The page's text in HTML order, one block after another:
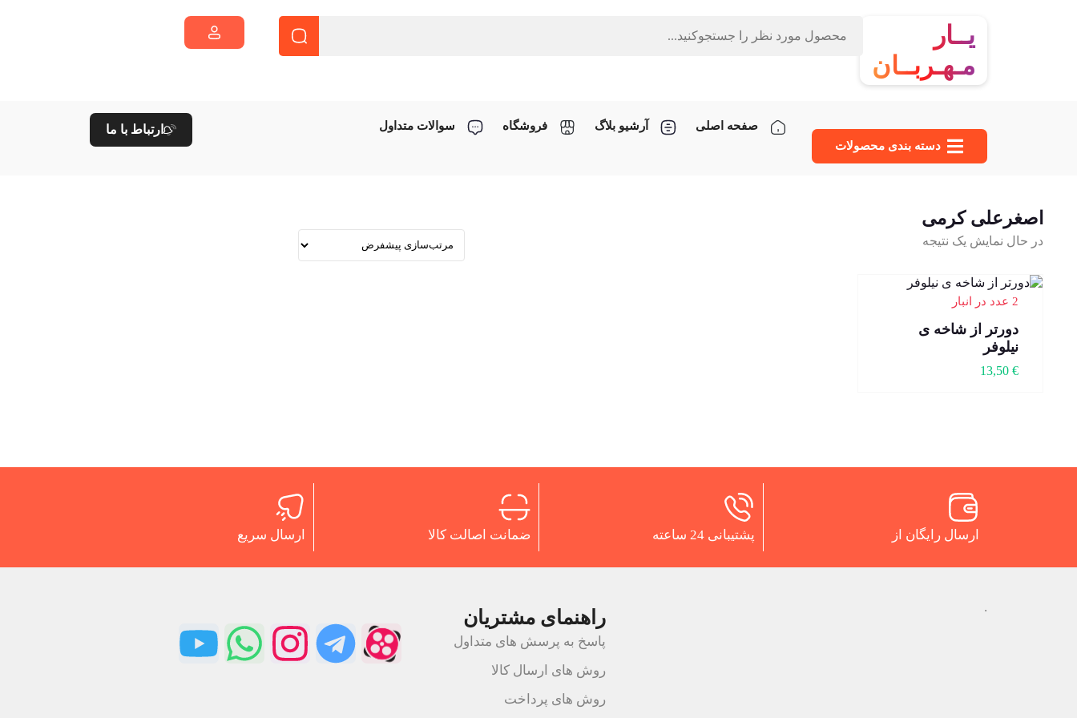
یــار
مـهـربــان
دسته‌ بندی محصولات
صفحه اصلی آرشیو بلاگ فروشگاه سوالات متداول ارتباط با ما
اصغرعلی کرمی
در حال نمایش یک نتیجه
2 عدد در انبار
دورتر از شاخه ی
نیلوفر
13,50 €
ارسال رایگان از پشتیبانی 24 ساعته ضمانت اصالت کالا ارسال سریع
. راهنمای مشتریان
پاسخ به پرسش های متداول
روش های ارسال کالا
روش های پرداخت